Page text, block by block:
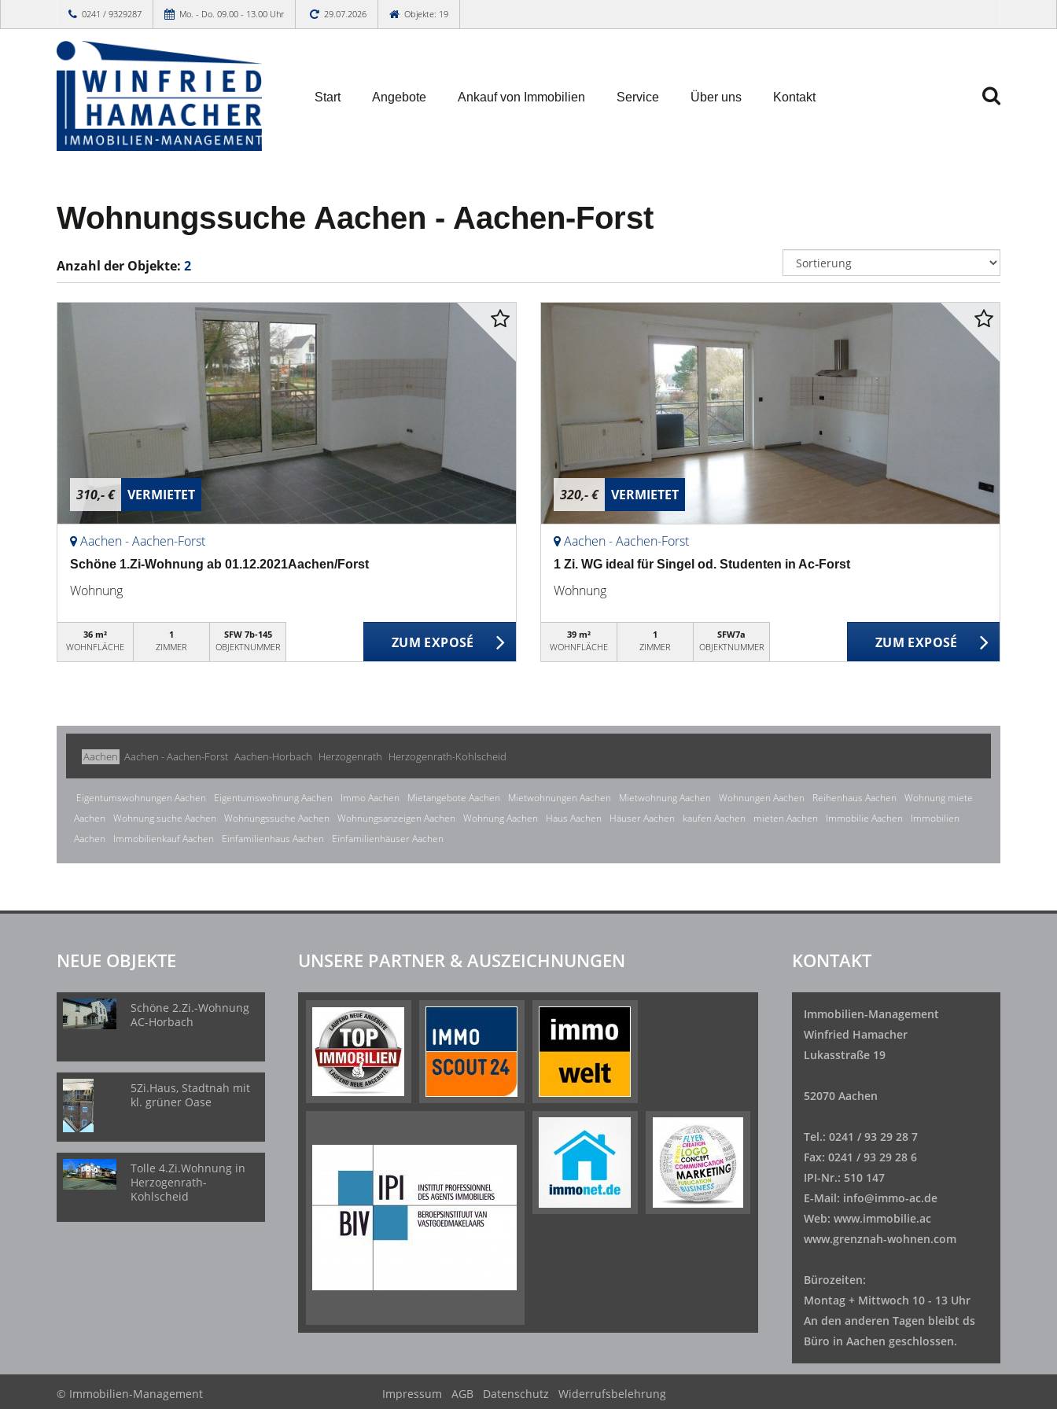
0241 / 9329287 Mo. - Do. 09.00 - 13.00 Uhr 29.07.2026 Objekte: 19
Start Angebote Ankauf von Immobilien Service Über uns Kontakt
Wohnungssuche Aachen - Aachen-Forst
Anzahl der Objekte: 2
310,- € VERMIETET
Aachen - Aachen-Forst
Schöne 1.Zi-Wohnung ab 01.12.2021Aachen/Forst
Wohnung
36 m²
WOHNFLÄCHE
1
ZIMMER
SFW 7b-145
OBJEKTNUMMER
ZUM EXPOSÉ
320,- € VERMIETET
Aachen - Aachen-Forst
1 Zi. WG ideal für Singel od. Studenten in Ac-Forst
Wohnung
39 m²
WOHNFLÄCHE
1
ZIMMER
SFW7a
OBJEKTNUMMER
ZUM EXPOSÉ
Aachen Aachen - Aachen-Forst Aachen-Horbach Herzogenrath Herzogenrath-Kohlscheid
Eigentumswohnungen Aachen Eigentumswohnung Aachen Immo Aachen Mietangebote Aachen Mietwohnungen Aachen Mietwohnung Aachen Wohnungen Aachen Reihenhaus Aachen
Wohnung miete
Aachen
Wohnung suche Aachen Wohnungssuche Aachen Wohnungsanzeigen Aachen Wohnung Aachen Haus Aachen Häuser Aachen kaufen Aachen mieten Aachen Immobilie Aachen
Immobilien
Aachen
Immobilienkauf Aachen Einfamilienhaus Aachen Einfamilienhäuser Aachen
NEUE OBJEKTE
Schöne 2.Zi.-Wohnung
AC-Horbach
5Zi.Haus, Stadtnah mit
kl. grüner Oase
Tolle 4.Zi.Wohnung in
Herzogenrath-
Kohlscheid
UNSERE PARTNER & AUSZEICHNUNGEN KONTAKT
Immobilien-Management
Winfried Hamacher
Lukasstraße 19
52070 Aachen
Tel.: 0241 / 93 29 28 7
Fax: 0241 / 93 29 28 6
IPI-Nr.: 510 147
E-Mail: info@immo-ac.de
Web: www.immobilie.ac
www.grenznah-wohnen.com
Bürozeiten:
Montag + Mittwoch 10 - 13 Uhr
An den anderen Tagen bleibt ds
Büro in Aachen geschlossen.
© Immobilien-Management
Impressum AGB Datenschutz Widerrufsbelehrung